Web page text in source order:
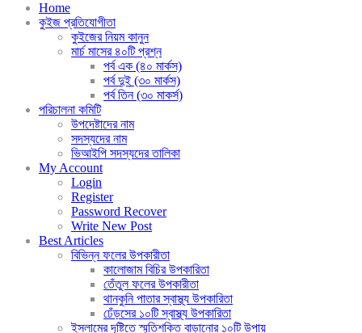
Home
কুইজ প্রতিযোগীতা
কুইজের নিয়ম কানুন
মার্চ মাসের ৪০টি প্রশ্ন
পর্ব এক (৪০ মার্কস)
পর্ব দুই (৩০ মার্কস)
পর্ব তিন (৩০ মাকর্স)
পরিচালনা কমিটি
উপদেষ্টাদের নাম
সদস্যদের নাম
ভিআইপি সদস্যদের তালিকা
My Account
Login
Register
Password Recover
Write New Post
Best Articles
বিভিন্ন ফলের উপকারীতা
কালোজাম বিচির উপকারিতা
তেঁতুল ফলের উপকারীতা
থানকুনি পাতার স্বাস্থ্য উপকারিতা
ঢেঁড়সের ১০টি স্বাস্থ্য উপকারিতা
ইসলামের দৃষ্টিতে স্মৃতিশক্তি বাড়ানোর ১০টি উপায়